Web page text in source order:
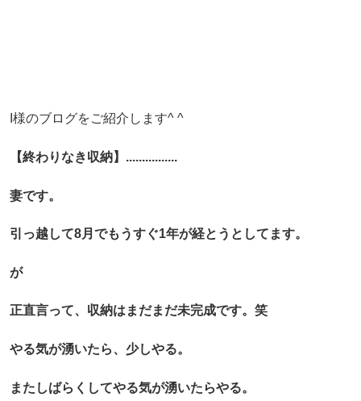
I様のブログをご紹介します^ ^
【終わりなき収納】................
妻です。
引っ越して8月でもうすぐ1年が経とうとしてます。
が
正直言って、収納はまだまだ未完成です。笑
やる気が湧いたら、少しやる。
またしばらくしてやる気が湧いたらやる。